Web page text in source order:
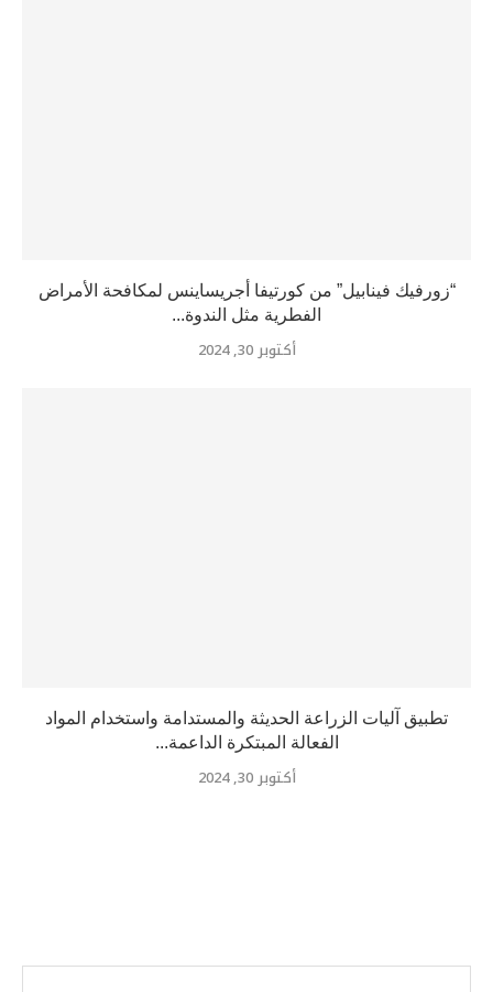
“زورفيك فينابيل” من كورتيفا أجريساينس لمكافحة الأمراض
الفطرية مثل الندوة...
أكتوبر 30, 2024
تطبيق آليات الزراعة الحديثة والمستدامة واستخدام المواد
الفعالة المبتكرة الداعمة...
أكتوبر 30, 2024